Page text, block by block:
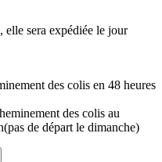
elle sera expédiée le jour
des colis en 48 heures
des colis au
de départ le dimanche)